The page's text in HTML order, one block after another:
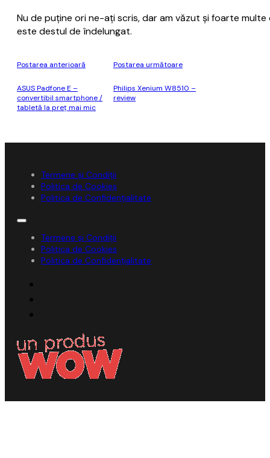
Nu de puţine ori ne-aţi scris, dar am văzut şi foarte
este destul de îndelungat.
Postarea anterioară
ASUS Padfone E –
convertibil smartphone /
tabletă la preț mai mic
Postarea următoare
Philips Xenium W8510 –
review
Termene și Condiții
Politica de Cookies
Politica de Confidențialitate
Termene și Condiții
Politica de Cookies
Politica de Confidențialitate